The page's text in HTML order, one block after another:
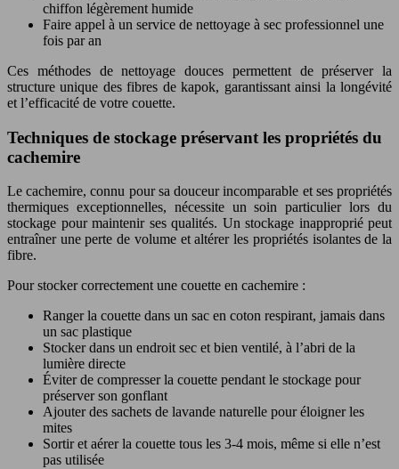
chiffon légèrement humide
Faire appel à un service de nettoyage à sec professionnel une
fois par an
Ces méthodes de nettoyage douces permettent de préserver la
structure unique des fibres de kapok, garantissant ainsi la longévité
et l’efficacité de votre couette.
Techniques de stockage préservant les propriétés du
cachemire
Le cachemire, connu pour sa douceur incomparable et ses propriétés
thermiques exceptionnelles, nécessite un soin particulier lors du
stockage pour maintenir ses qualités. Un stockage inapproprié peut
entraîner une perte de volume et altérer les propriétés isolantes de la
fibre.
Pour stocker correctement une couette en cachemire :
Ranger la couette dans un sac en coton respirant, jamais dans
un sac plastique
Stocker dans un endroit sec et bien ventilé, à l’abri de la
lumière directe
Éviter de compresser la couette pendant le stockage pour
préserver son gonflant
Ajouter des sachets de lavande naturelle pour éloigner les
mites
Sortir et aérer la couette tous les 3-4 mois, même si elle n’est
pas utilisée